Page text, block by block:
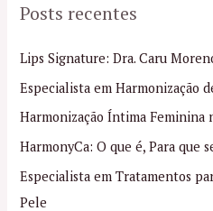
u
s
a
r
p
o
r
Posts recentes
Lips Signature: Dra. Caru
Especialista em Harmonização
Harmonização Íntima Feminina
HarmonyCa: O que é, Para que
Especialista em Tratamentos
Pele